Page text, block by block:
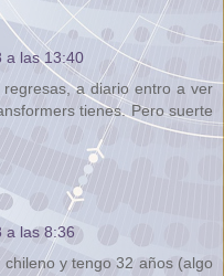
a las 13:40
a diario entro a ver
tienes. Pero suerte
a las 8:36
y tengo 32 años (algo